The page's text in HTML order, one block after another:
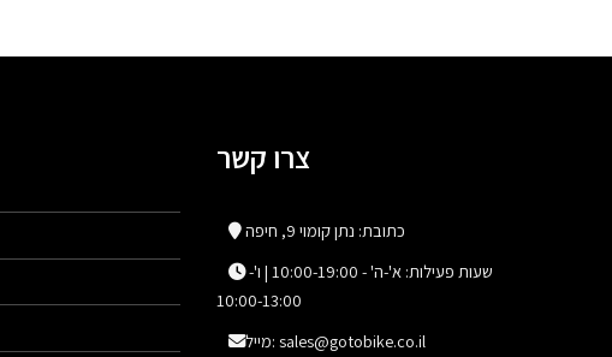
צרו קשר
כתובת: נתן קומוי 9, חיפה
שעות פעילות: א'-ה' - 10:00-19:00 | ו'-
10:00-13:00
מייל: sales@gotobike.co.il